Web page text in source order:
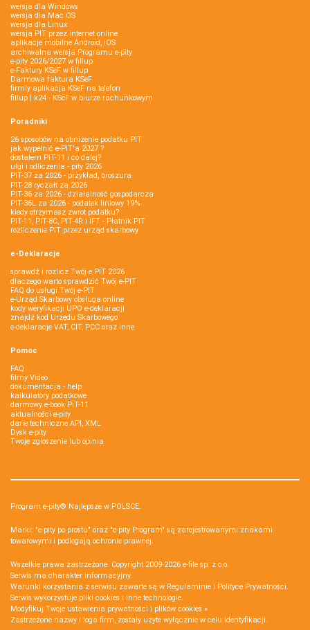
wersja dla Windows
wersja dla Mac OS
wersja dla Linux
wersja PIT przez internet online
aplikacje mobilne Android, iOS
archiwalna wersja Programu e-pity
e-pity 2026/2027 w fillup
e‑Faktury KSeF w fillup
Darmowa faktura KSeF
firmly aplikacja KSeF na telefon
fillup | k24 - KSeF w biurze rachunkowym
Poradniki
26 sposobów na obniżenie podatku PIT
jak wypełnić e-PIT'a 2027 ?
dostałem PIT-11 i co dalej?
ulgi i odliczenia - pity 2026
PIT-37 za 2026 - przykład, broszura
PIT-28 ryczałt za 2026
PIT-36 za 2026 - działalność gospodarcza
PIT-36L za 2026 - podatek liniowy 19%
kiedy otrzymasz zwrot podatku?
PIT-11, PIT-8C, PIT-4R i IFT - Płatnik PIT
rozliczenie PIT przez urząd skarbowy
e-Deklaracje
sprawdź i rozlicz Twój e PIT 2026
dlaczego warto sprawdzić Twój e-PIT
FAQ do usługi Twój e-PIT
e-Urząd Skarbowy obsługa online
kody weryfikacji UPO e-deklaracji
znajdź kod Urzędu Skarbowego
e-deklaracje VAT, CIT, PCC oraz inne
Pomoc
FAQ
filmy Video
dokumentacja - help
kalkulatory podatkowe
darmowy e-book PIT-11
aktualności e-pity
dane techniczne API, XML
Dysk e-pity
Twoje zgłoszenie lub opinia
Program e-pity® Najlepsze w POLSCE.
Marki: "e-pity po prostu" oraz "e-pity Program" są zarejestrowanymi znakami
towarowymi i podlegają ochronie prawnej.
Wszelkie prawa zastrzeżone. Copyright 2009-2026 e-file sp. z o.o.
Serwis ma charakter informacyjny.
Warunki korzystania z serwisu zawarte są w Regulaminie i Polityce Prywatności.
Serwis wykorzystuje pliki cookies i inne technologie.
Modyfikuj Twoje ustawienia prywatności i plików cookies »
Zastrzeżone nazwy i loga firm, zostały użyte wyłącznie w celu identyfikacji.